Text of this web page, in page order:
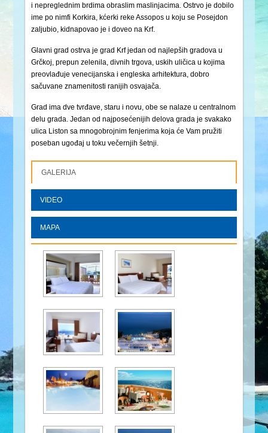
i nepreglednim brdima obraslim maslinjacima. Ostrvo je dobilo
ime po nimfi Korkira, kćerki reke Assopos u koju se Posejdon
zaljubio, kidnapovao je i doveo na Krf.
Glavni grad ostrva je grad Krf jedan od najlepših gradova u
Grčkoj, prepun zelenila, divnih trgova, uskih uličica u kojima
preovlađuje venecijanska i engleska arhitektura, dobro
sačuvane znamenitosti ranijih osvajača.
Grad ima dve tvrđave, staru i novu, obe se nalaze u centralnom
delu grada. Jedan od najposećenijih delova grada je svakako
ulica Liston sa mnogobrojnim fenjerima koja će Vam pružiti
poseban ugođaj u toku večernjih šetnji.
GALERIJA
VIDEO
MAPA